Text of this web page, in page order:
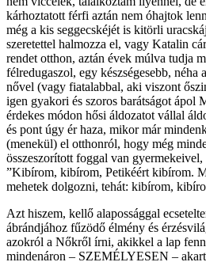
kárhoztatott férfi aztán nem óhajtok
még a kis seggecskéjét is kitörli
szeretettel halmozza el, vagy Katalin
rendet otthon, aztán évek múlva tudja
félredugaszol, egy készségesebb, néha
nővel (vagy fiatalabbal, aki viszont
igen gyakori és szoros barátságot ápol
érdekes módon hősi áldozatot vállal
és pont úgy ér haza, mikor már
(menekül) el otthonról, hogy még
összeszorított foggal van gyermekeivel,
”Kibírom, kibírom, Petikéért kibírom.
mehetek dolgozni, tehát: kibírom,
Azt hiszem, kellő alapossággal
ábrándjához fűzödő élmény és
azokról a Nőkről írni, akikkel a lap
mindenáron – SZEMÉLYESEN –